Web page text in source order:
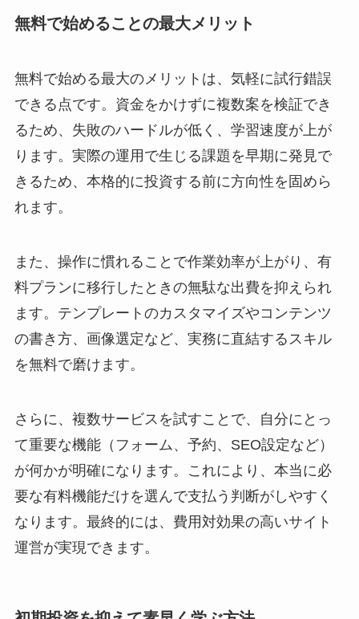
無料で始めることの最大メリット
無料で始める最大のメリットは、気軽に試行錯誤
できる点です。資金をかけずに複数案を検証でき
るため、失敗のハードルが低く、学習速度が上が
ります。実際の運用で生じる課題を早期に発見で
きるため、本格的に投資する前に方向性を固めら
れます。
また、操作に慣れることで作業効率が上がり、有
料プランに移行したときの無駄な出費を抑えられ
ます。テンプレートのカスタマイズやコンテンツ
の書き方、画像選定など、実務に直結するスキル
を無料で磨けます。
さらに、複数サービスを試すことで、自分にとっ
て重要な機能（フォーム、予約、SEO設定など）
が何かが明確になります。これにより、本当に必
要な有料機能だけを選んで支払う判断がしやすく
なります。最終的には、費用対効果の高いサイト
運営が実現できます。